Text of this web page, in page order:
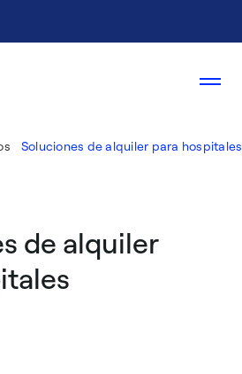
Soluciones de alquiler para hospitales
de alquiler